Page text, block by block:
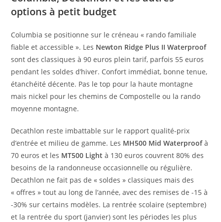
options à petit budget
Columbia se positionne sur le créneau « rando familiale
fiable et accessible ». Les Newton Ridge Plus II Waterproof
sont des classiques à 90 euros plein tarif, parfois 55 euros
pendant les soldes d’hiver. Confort immédiat, bonne tenue,
étanchéité décente. Pas le top pour la haute montagne
mais nickel pour les chemins de Compostelle ou la rando
moyenne montagne.
Decathlon reste imbattable sur le rapport qualité-prix
d’entrée et milieu de gamme. Les MH500 Mid Waterproofà
70 euros et les MT500 Light à 130 euros couvrent 80% des
besoins de la randonneuse occasionnelle ou régulière.
Decathlon ne fait pas de « soldes » classiques mais des
« offres » tout au long de l’année, avec des remises de -15 à
-30% sur certains modèles. La rentrée scolaire (septembre)
et la rentrée du sport (janvier) sont les périodes les plus